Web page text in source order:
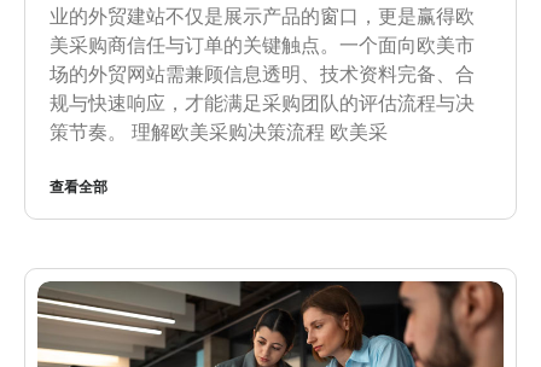
业的外贸建站不仅是展示产品的窗口，更是赢得欧
美采购商信任与订单的关键触点。一个面向欧美市
场的外贸网站需兼顾信息透明、技术资料完备、合
规与快速响应，才能满足采购团队的评估流程与决
策节奏。 理解欧美采购决策流程 欧美采
查看全部